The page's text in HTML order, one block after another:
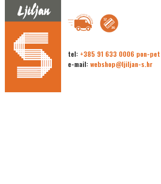
tel: +385 91 633 0006 pon-
e-mail: webshop@ljiljan-s.hr